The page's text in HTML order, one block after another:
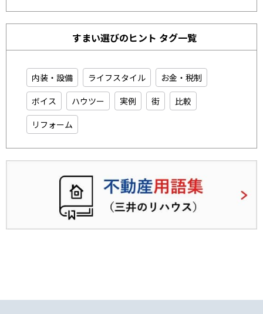
すまい選びのヒント タグ一覧
内装・設備 ライフスタイル
お金・税制
ボイス
ハウツー 実例 街
比較
リフォーム